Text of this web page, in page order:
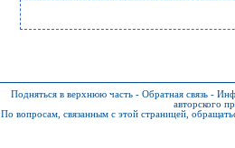
Подняться в верхнюю часть - Обратная связь -
авторского
По вопросам, связанным с этой страницей,